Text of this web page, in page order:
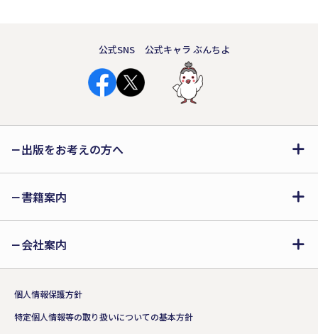
公式SNS 公式キャラ ぶんちよ
出版をお考えの方へ
書籍案内
会社案内
個人情報保護方針
特定個人情報等の取り扱いについての基本方針